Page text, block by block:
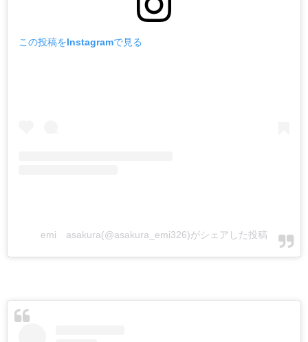
この投稿をInstagramで見る
emi asakura(@asakura_emi326)がシェアした投稿